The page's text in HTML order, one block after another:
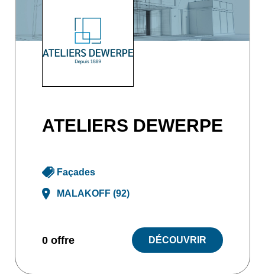
ATELIERS DEWERPE
Façades
MALAKOFF (92)
0 offre DÉCOUVRIR